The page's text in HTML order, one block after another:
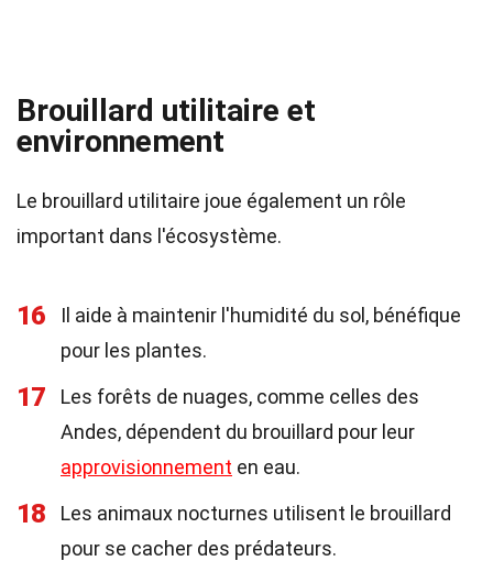
Brouillard utilitaire et
environnement
Le brouillard utilitaire joue également un rôle
important dans l'écosystème.
16
Il aide à maintenir l'humidité du sol, bénéfique
pour les plantes.
17
Les forêts de nuages, comme celles des
Andes, dépendent du brouillard pour leur
approvisionnement en eau.
18
Les animaux nocturnes utilisent le brouillard
pour se cacher des prédateurs.